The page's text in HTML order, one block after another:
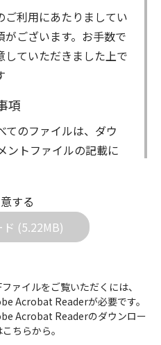
利用にあたりましてい
ございます。お手数で
ていただきました上で
項
てのファイルは、ダウ
ントファイルの記載に
ません。また、ファイ
一切行わないでくださ
マンドの仕様書、およ
ンロードファイルにつ
べての権利は、アイコ
する
(5.22MB)
ァイルをご覧いただくには、
Acrobat Readerが必要です。
Acrobat Readerのダウンロー
こちらから。